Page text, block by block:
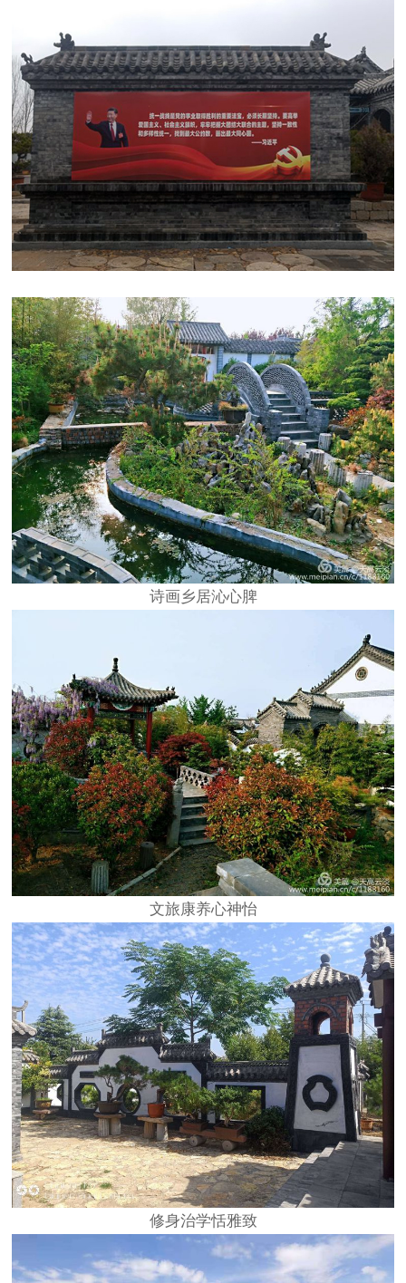
诗画乡居沁心脾
文旅康养心神怡
修身治学恬雅致